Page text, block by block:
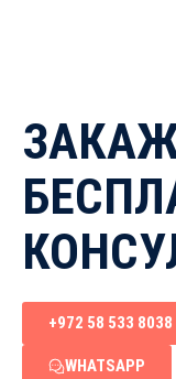
+972 58 533 8038
WHATSAPP